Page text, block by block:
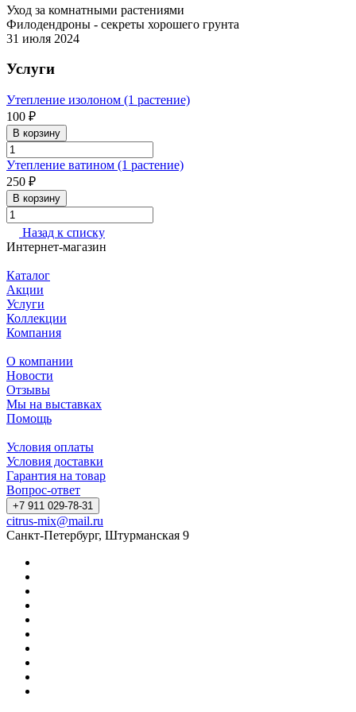
Уход за комнатными растениями
Филодендроны - секреты хорошего грунта
31 июля 2024
Услуги
Утепление изолоном (1 растение)
100 ₽
В корзину
Утепление ватином (1 растение)
250 ₽
В корзину
Назад к списку
Интернет-магазин
Каталог
Акции
Услуги
Коллекции
Компания
О компании
Новости
Отзывы
Мы на выставках
Помощь
Условия оплаты
Условия доставки
Гарантия на товар
Вопрос-ответ
+7 911 029-78-31
citrus-mix@mail.ru
Санкт-Петербург, Штурманская 9